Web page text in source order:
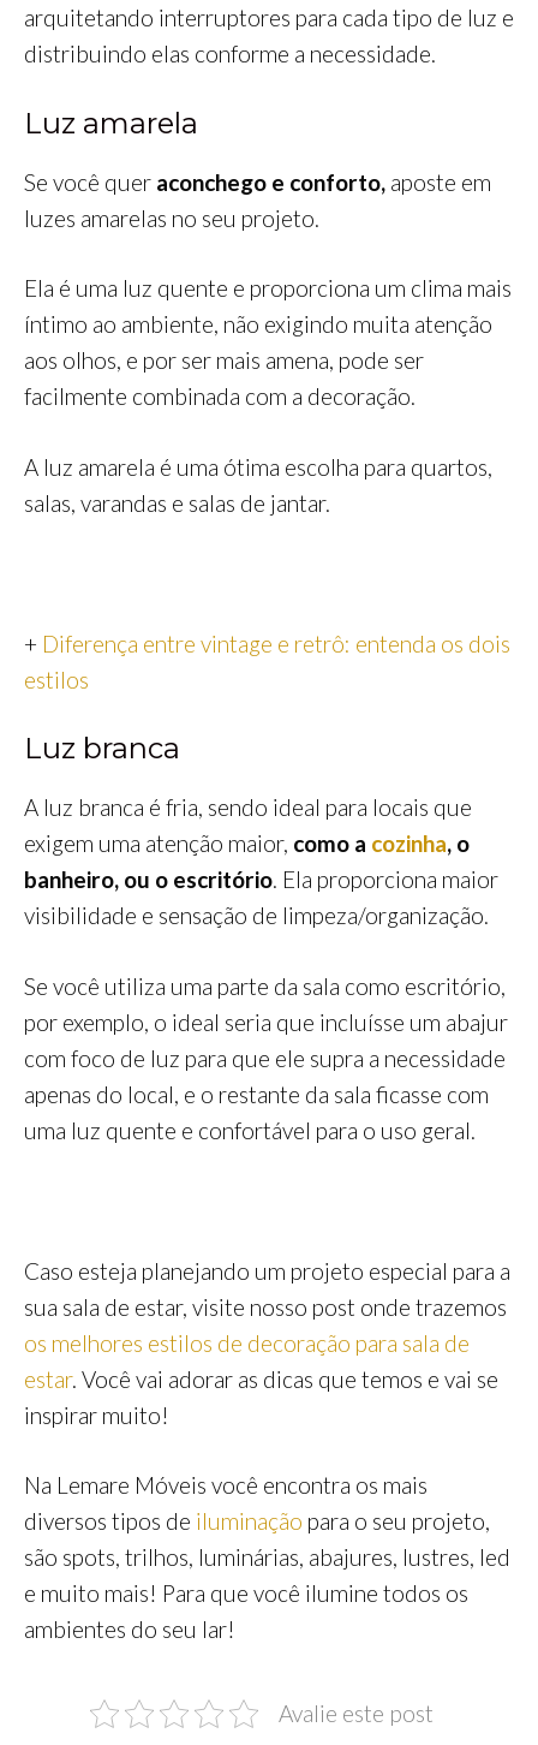
arquitetando interruptores para cada tipo de luz e
distribuindo elas conforme a necessidade.
Luz amarela
Se você quer aconchego e conforto, aposte em
luzes amarelas no seu projeto.
Ela é uma luz quente e proporciona um clima mais
íntimo ao ambiente, não exigindo muita atenção
aos olhos, e por ser mais amena, pode ser
facilmente combinada com a decoração.
A luz amarela é uma ótima escolha para quartos,
salas, varandas e salas de jantar.
+ Diferença entre vintage e retrô: entenda os dois
estilos
Luz branca
A luz branca é fria, sendo ideal para locais que
exigem uma atenção maior, como a cozinha, o
banheiro, ou o escritório. Ela proporciona maior
visibilidade e sensação de limpeza/organização.
Se você utiliza uma parte da sala como escritório,
por exemplo, o ideal seria que incluísse um abajur
com foco de luz para que ele supra a necessidade
apenas do local, e o restante da sala ficasse com
uma luz quente e confortável para o uso geral.
Caso esteja planejando um projeto especial para a
sua sala de estar, visite nosso post onde trazemos
os melhores estilos de decoração para sala de
estar. Você vai adorar as dicas que temos e vai se
inspirar muito!
Na Lemare Móveis você encontra os mais
diversos tipos de iluminação para o seu projeto,
são spots, trilhos, luminárias, abajures, lustres, led
e muito mais! Para que você ilumine todos os
ambientes do seu lar!
Avalie este post